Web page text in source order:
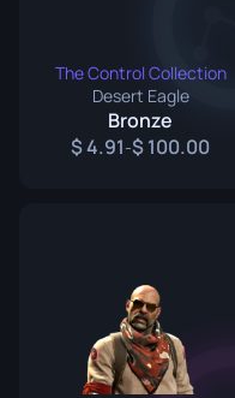
The Control Collection
Desert Eagle
Bronze
4.91- 100.00